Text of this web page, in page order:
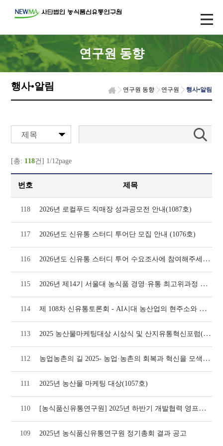
연구원 동향
행사•알림 연구원 동향 연구원 행사•알림
제목
[총: 118건] 1/12page
번호 제목
118 2026년 로컬푸드 직매장 성과공모전 안내(1087호)
117 2026년도 신유통 스터디 투어단 모집 안내 (1076호)
116 2026년도 신유통 스터디 투어 수요조사에 참여해주세요!(1074호)
115 2026년 제14기 서울대 농식품 경영·유통 최고위과정 모집 안내(1073호)
114 제 108차 신유통토론회 - AI시대 농산업의 현주소와 미래 대응방안(1064호)
113 2025 농산물마케팅대상 시상식 및 산지유통혁신포럼(1064호)
112 농업농촌의 길 2025- 농업·농촌의 회복과 혁신을 모색하자(1058호)
111 2025년 농산물 마케팅 대상(1057호)
110 [농식품신유통연구원] 2025년 하반기 개발협력 영프로페셔널(YP) 모집
109 2025년 농식품신유통연구원 정기총회 결과 공고